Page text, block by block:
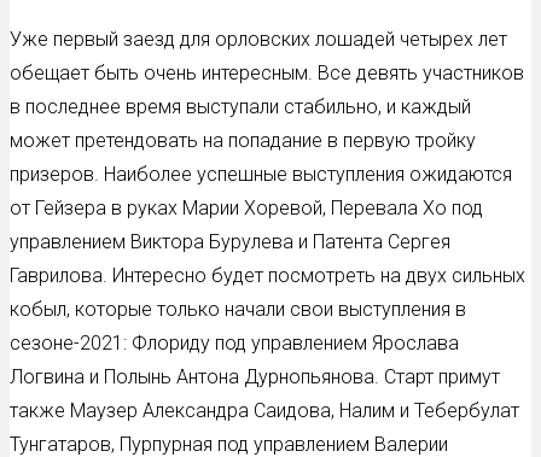
Уже первый заезд для орловских лошадей четырех лет
обещает быть очень интересным. Все девять участников
в последнее время выступали стабильно, и каждый
может претендовать на попадание в первую тройку
призеров. Наиболее успешные выступления ожидаются
от Гейзера в руках Марии Хоревой, Перевала Хо под
управлением Виктора Бурулева и Патента Сергея
Гаврилова. Интересно будет посмотреть на двух сильных
кобыл, которые только начали свои выступления в
сезоне-2021: Флориду под управлением Ярослава
Логвина и Полынь Антона Дурнопьянова. Старт примут
также Маузер Александра Саидова, Налим и Тебербулат
Тунгатаров, Пурпурная под управлением Валерии